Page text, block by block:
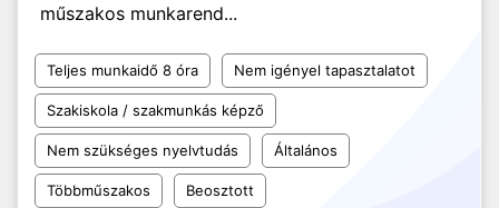
műszakos munkarend...
Teljes munkaidő 8 óra Nem igényel tapasztalatot
Szakiskola / szakmunkás képző
Nem szükséges nyelvtudás Általános
Többműszakos Beosztott